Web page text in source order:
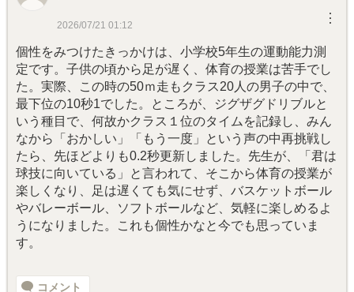
2026/07/21 01:12 ︙
個性をみつけたきっかけは、小学校5年生の運動能力測
定です。子供の頃から足が遅く、体育の授業は苦手でし
た。実際、この時の50ｍ走もクラス20人の男子の中で、
最下位の10秒1でした。ところが、ジグザグドリブルと
いう種目で、何故かクラス１位のタイムを記録し、みん
なから「おかしい」「もう一度」という声の中再挑戦し
たら、先ほどよりも0.2秒更新しました。先生が、「君は
球技に向いている」と言われて、そこから体育の授業が
楽しくなり、足は遅くても気にせず、バスケットボール
やバレーボール、ソフトボールなど、気軽に楽しめるよ
うになりました。これも個性かなと今でも思っていま
す。
コメント